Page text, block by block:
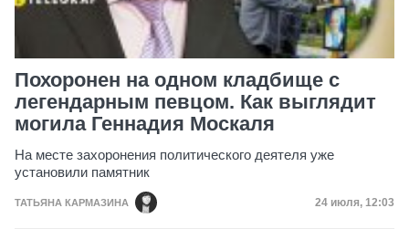
Похоронен на одном кладбище с
легендарным певцом. Как выглядит
могила Геннадия Москаля
На месте захоронения политического деятеля уже
установили памятник
ТАТЬЯНА КАРМАЗИНА Дата
24 июля, 12:03